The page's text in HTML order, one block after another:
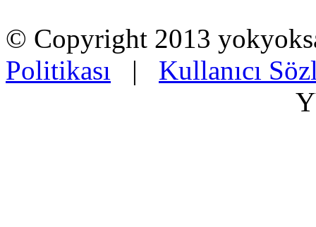
© Copyright 2013
Politikası | Kullanıcı